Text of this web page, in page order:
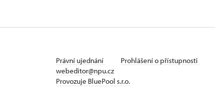
Právní ujednání Prohlášení o přístupnosti
webeditor@npu.cz
Provozuje BluePool s.r.o.